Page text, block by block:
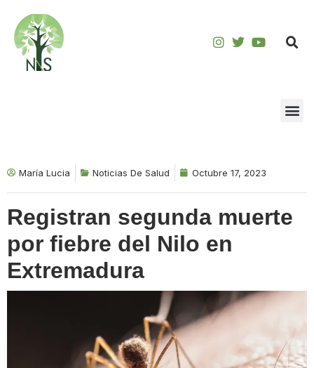
Saltar
contenido
María Lucia Noticias De Salud Octubre 17, 2023
Registran segunda muerte
por fiebre del Nilo en
Extremadura